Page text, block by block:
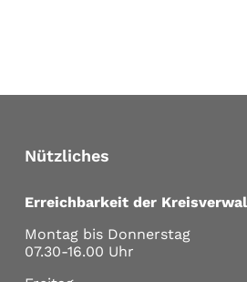
Nützliches
Erreichbarkeit der
Montag bis Donnerstag
07.30-16.00 Uhr